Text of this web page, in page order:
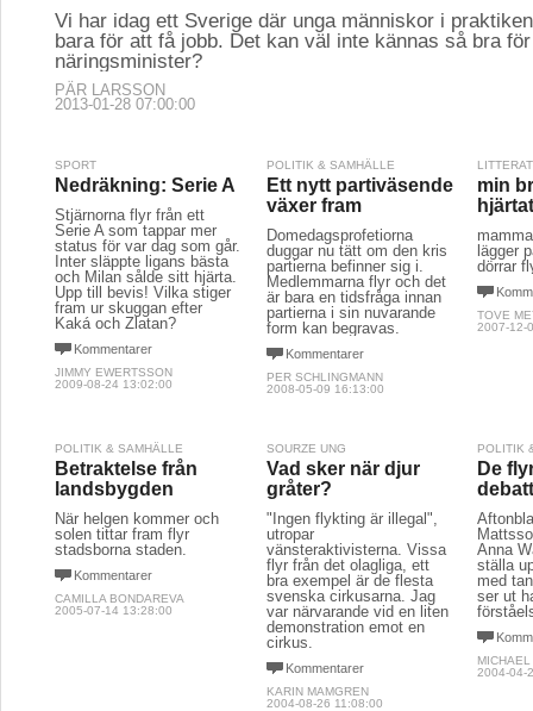
Vi har idag ett Sverige där unga människor i
bara för att få jobb. Det kan väl inte kännas så bra
näringsminister?
PÄR LARSSON
2013-01-28 07:00:00
SPORT
Nedräkning: Serie A
Stjärnorna flyr från ett
Serie A som tappar mer
status för var dag som går.
Inter släppte ligans bästa
och Milan sålde sitt hjärta.
Upp till bevis! Vilka stiger
fram ur skuggan efter
Kaká och Zlatan?
Kommentarer
JIMMY EWERTSSON
2009-08-24 13:02:00
POLITIK & SAMHÄLLE
Ett nytt partiväsende
växer fram
Domedagsprofetiorna
duggar nu tätt om den kris
partierna befinner sig i.
Medlemmarna flyr och det
är bara en tidsfråga innan
partierna i sin nuvarande
form kan begravas.
Kommentarer
PER SCHLINGMANN
2008-05-09 16:13:00
min
lägger
dörrar
TOVE
2007-12-
POLITIK & SAMHÄLLE
Betraktelse från
landsbygden
När helgen kommer och
solen tittar fram flyr
stadsborna staden.
Kommentarer
CAMILLA BONDAREVA
2005-07-14 13:28:00
SOURZE UNG
Vad sker när djur
gråter?
"Ingen flykting är illegal",
utropar
vänsteraktivisterna. Vissa
flyr från det olagliga, ett
bra exempel är de flesta
svenska cirkusarna. Jag
var närvarande vid en liten
demonstration emot en
cirkus.
Kommentarer
KARIN MAMGREN
2004-08-26 11:08:00
POLITIK
De
Anna
ställa
med
ser ut
2004-04-